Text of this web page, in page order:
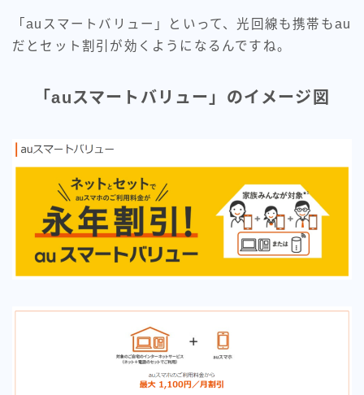
「auスマートバリュー」といって、光回線も携帯もau
だとセット割引が効くようになるんですね。
「auスマートバリュー」のイメージ図